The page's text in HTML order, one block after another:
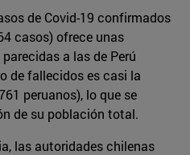
de Covid-19 confirmados
casos) ofrece unas
a las de Perú
de fallecidos es casi la
peruanos), lo que se
de su población total.
las autoridades chilenas